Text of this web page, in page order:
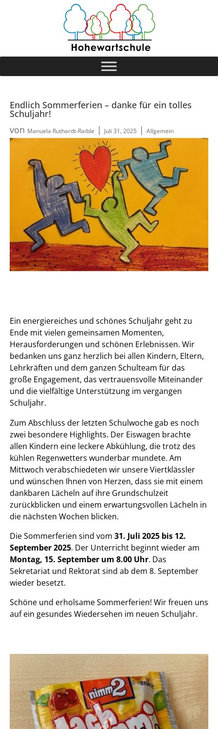
Endlich Sommerferien – danke für ein tolles
Schuljahr!
von Manuela Ruthardt-Raible | Juli 31, 2025 | Allgemein
Ein energiereiches und schönes Schuljahr geht zu
Ende mit vielen gemeinsamen Momenten,
Herausforderungen und schönen Erlebnissen. Wir
bedanken uns ganz herzlich bei allen Kindern, Eltern,
Lehrkräften und dem ganzen Schulteam für das
große Engagement, das vertrauensvolle Miteinander
und die vielfältige Unterstützung im vergangen
Schuljahr.
Zum Abschluss der letzten Schulwoche gab es noch
zwei besondere Highlights. Der Eiswagen brachte
allen Kindern eine leckere Abkühlung, die trotz des
kühlen Regenwetters wunderbar mundete. Am
Mittwoch verabschiedeten wir unsere Viertklässler
und wünschen Ihnen von Herzen, dass sie mit einem
dankbaren Lächeln auf ihre Grundschulzeit
zurückblicken und einem erwartungsvollen Lächeln in
die nächsten Wochen blicken.
Die Sommerferien sind vom 31. Juli 2025 bis 12.
September 2025. Der Unterricht beginnt wieder am
Montag, 15. September um 8.00 Uhr. Das
Sekretariat und Rektorat sind ab dem 8. September
wieder besetzt.
Schöne und erholsame Sommerferien! Wir freuen uns
auf ein gesundes Wiedersehen im neuen Schuljahr.